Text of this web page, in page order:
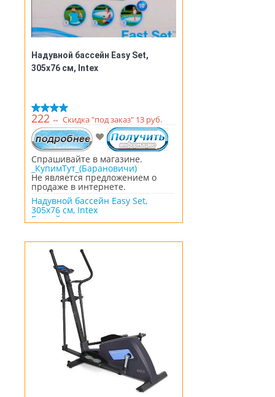
Надувной бассейн Easy Set,
305x76 см, Intex
222 ⇔ Скидка "под заказ" 13 руб.
Спрашивайте в магазине.
_КупимТут_(Барановичи)
Не является предложением о
продаже в интернете.
Надувной бассейн Easy Set,
305x76 см, Intex
Бассейн выполнен из плотного и
полиэстера), обору??ован
сливным клапаном, что
позволяет подключить любой
садовый шланг и слить воду в
удобное место.